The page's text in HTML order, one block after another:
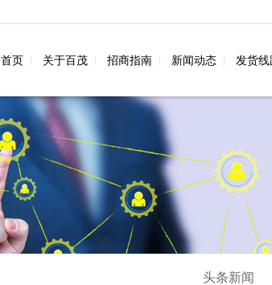
首页 关于百茂 招商指南 新闻动态 发货线
头条新闻